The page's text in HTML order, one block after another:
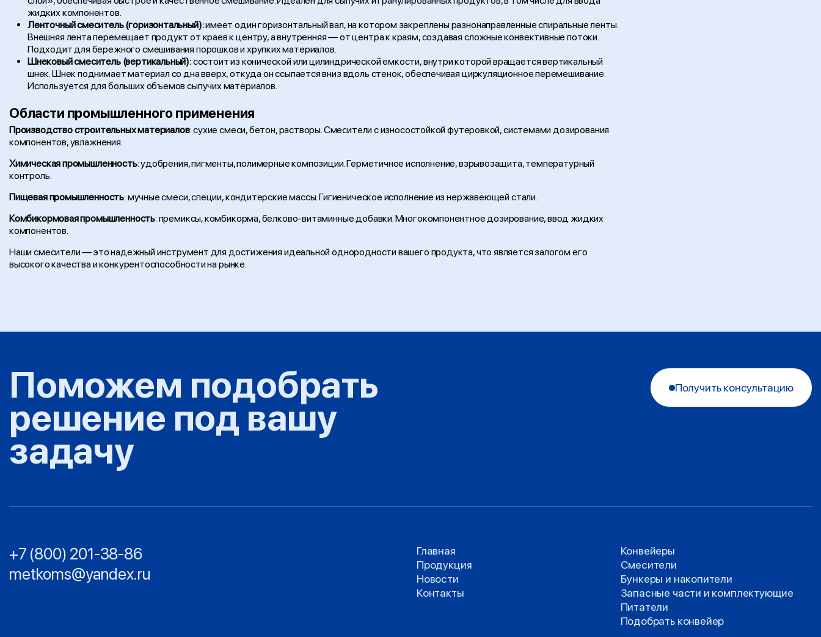
жидких компонентов.
Ленточный смеситель (горизонтальный):имеет один горизонтальный вал, на котором закреплены разнонаправленные спиральные ленты.
Внешняя лента перемещает продукт от краев к центру, а внутренняя — от центра к краям, создавая сложные конвективные потоки.
Подходит для бережного смешивания порошков и хрупких материалов.
Шнековый смеситель (вертикальный):состоит из конической или цилиндрической емкости, внутри которой вращается вертикальный
шнек. Шнек поднимает материал со дна вверх, откуда он ссыпается вниз вдоль стенок, обеспечивая циркуляционное перемешивание.
Используется для больших объемов сыпучих материалов.
Области промышленного применения
Производство строительных материалов: сухие смеси, бетон, растворы. Смесители с износостойкой футеровкой, системами дозирования
компонентов, увлажнения.
Химическая промышленность: удобрения, пигменты, полимерные композиции. Герметичное исполнение, взрывозащита, температурный
контроль.
Пищевая промышленность: мучные смеси, специи, кондитерские массы. Гигиеническое исполнение из нержавеющей стали.
Комбикормовая промышленность: премиксы, комбикорма, белково-витаминные добавки. Многокомпонентное дозирование, ввод жидких
компонентов.
Наши смесители — это надежный инструмент для достижения идеальной однородности вашего продукта, что является залогом его
высокого качества и конкурентоспособности на рынке.
Поможем подобрать
решение под вашу
задачу
Получить консультацию
+7 (800) 201-38-86
metkoms@yandex.ru
Главная
Продукция
Новости
Контакты
Конвейеры
Смесители
Бункеры и накопители
Запасные части и комплектующие
Питатели
Подобрать конвейер